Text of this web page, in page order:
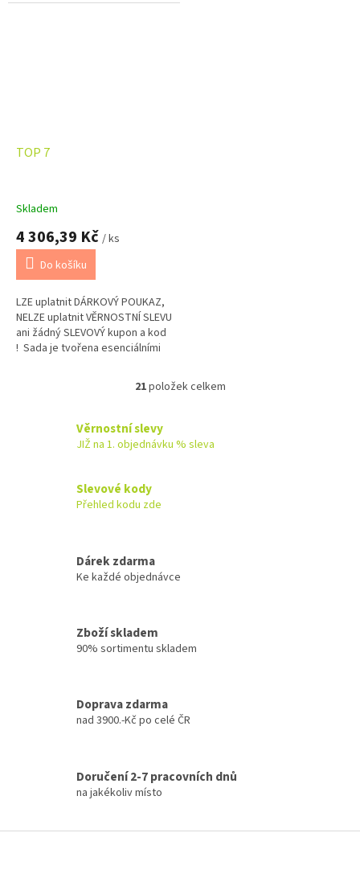
TOP 7
Skladem
4 306,39 Kč / ks
Do košíku
LZE uplatnit DÁRKOVÝ POUKAZ,
NELZE uplatnit VĚRNOSTNÍ SLEVU
ani žádný SLEVOVÝ kupon a kod
! Sada je tvořena esenciálními
červeného pomeranče a...
O
á
d
y
s
21položek celkem
Věrnostní slevy
JIŽ na 1. objednávku % sleva
Slevové kody
Přehled kodu zde
Dárek zdarma
Ke každé objednávce
Zboží skladem
90% sortimentu skladem
Doprava zdarma
nad 3900.-Kč po celé ČR
Doručení 2-7 pracovních dnů
na jakékoliv místo
Z